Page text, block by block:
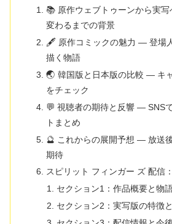
📚 原作ウェブトゥーンから実
変わるまでの背景
🖋️ 原作コミックの魅力 ― 登場
描く物語
🌏 韓国版と日本版の比較 ― キ
をチェック
💬 視聴者の期待と反響 ― SNS
トまとめ
🔮 これからの展開予想 ― 放送
期待
スピリット フィンガー ズ 配信
セクション1：作品概要と物
セクション2：実写版の特徴